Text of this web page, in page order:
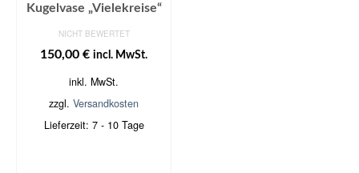
Kugelvase „Vielekreise“
NICHT BEWERTET
150,00 € incl. MwSt.
inkl. MwSt.
zzgl. Versandkosten
Lieferzeit: 7 - 10 Tage